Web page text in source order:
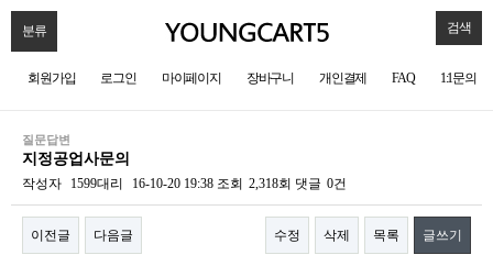
분류 검색
회원가입 로그인 마이페이지 장바구니 개인결제 FAQ 1:1문의
질문답변
지정공업사문의
작성자 1599대리 16-10-20 19:38 조회 2,318회 댓글 0건
이전글 다음글 수정 삭제 목록 글쓰기